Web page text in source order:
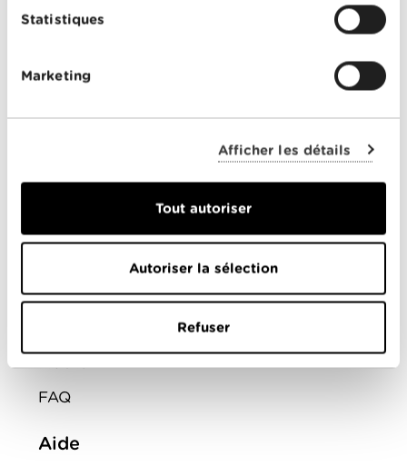
Statistiques
Marketing
Afficher les détails
Tout autoriser
Autoriser la sélection
Refuser
PARTICULIERS
ENTREPRISES
Offres combinées
Internet
FAQ
Aide